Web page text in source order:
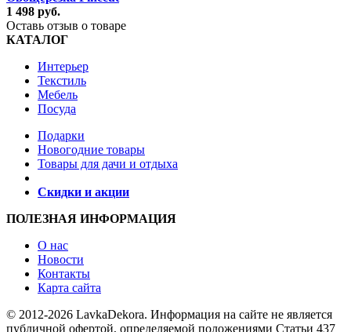
1 498 руб.
Оставь отзыв о товаре
КАТАЛОГ
Интерьер
Текстиль
Мебель
Посуда
Подарки
Новогодние товары
Товары для дачи и отдыха
Скидки и акции
ПОЛЕЗНАЯ ИНФОРМАЦИЯ
О нас
Новости
Контакты
Карта сайта
© 2012-2026 LavkaDekora. Информация на сайте не является
публичной офертой, определяемой положениями Статьи 437